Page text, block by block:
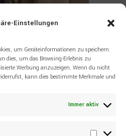
Einstellungen
um Geräteinformationen zu speichern
dies, um das Browsing-Erlebnis zu
Werbung anzuzeigen. Wenn du nicht
kann dies bestimmte Merkmale und
Immer aktiv
more
LUBE PUMP